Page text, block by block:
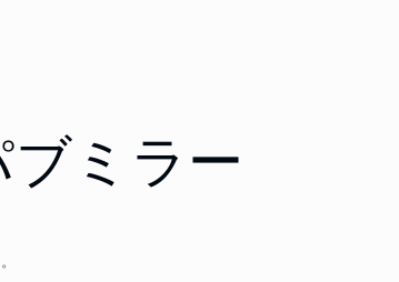
ブミラー